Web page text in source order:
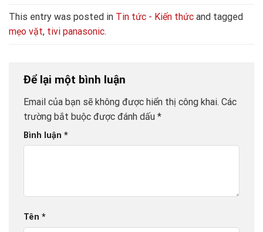
This entry was posted in Tin tức - Kiến thức and tagged
mẹo vặt, tivi panasonic.
Để lại một bình luận
Email của bạn sẽ không được hiển thị công khai. Các
trường bắt buộc được đánh dấu *
Bình luận *
Tên *